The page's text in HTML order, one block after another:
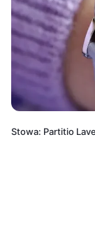
Stowa: Partitio